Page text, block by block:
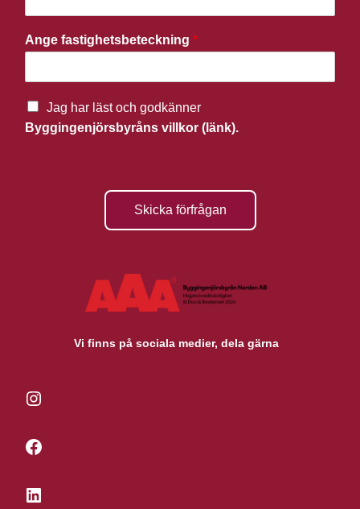
Ange fastighetsbeteckning *
Jag har läst och godkänner
Byggingenjörsbyråns villkor (länk).
Skicka förfrågan
Vi finns på sociala medier, dela gärna
Instagram
Facebook
LinkedIn